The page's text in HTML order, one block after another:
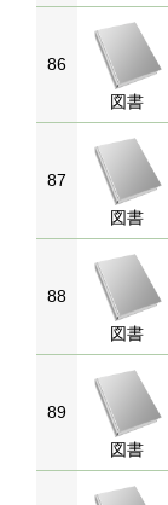
86
図書
87
図書
88
図書
89
図書